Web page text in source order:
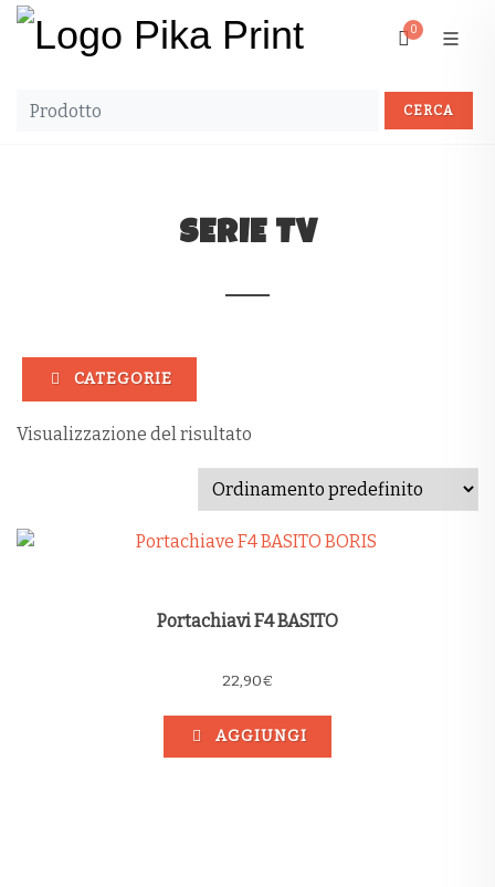
0
SERIE TV
CATEGORIE
Visualizzazione del risultato
Portachiavi F4 BASITO
22,90€
AGGIUNGI